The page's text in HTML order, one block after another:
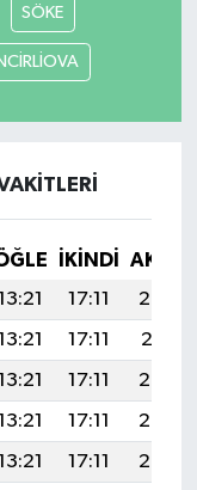
SÖKE
İKINDI
17:11
20:32
17:11
20:31
17:11
20:30
17:11
20:29
17:11
20:28